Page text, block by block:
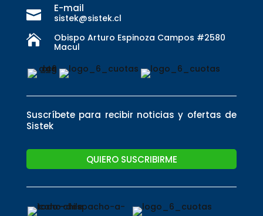
 E-mail
sistek@sistek.cl

Obispo Arturo Espinoza Campos #2580
Macul
Suscríbete para recibir noticias y ofertas de
Sistek
QUIERO SUSCRIBIRME